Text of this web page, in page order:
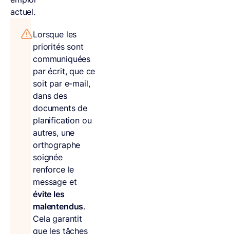
actuel.
Lorsque les
priorités sont
communiquées
par écrit, que ce
soit par e-mail,
dans des
documents de
planification ou
autres, une
orthographe
soignée
renforce le
message et
évite les
malentendus.
Cela garantit
que les tâches